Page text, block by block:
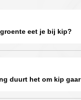
eet je bij kip?
duurt het om kip